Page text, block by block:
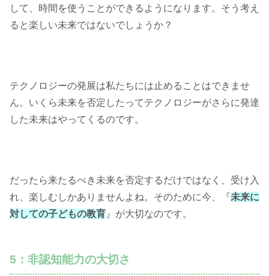
して、時間を使うことができるようになります。そう考え
ると楽しい未来ではないでしょうか？
テクノロジーの発展は私たちには止めることはできませ
ん。いくら未来を否定したってテクノロジーがさらに発達
した未来はやってくるのです。
だったら来たるべき未来を否定するだけではなく、受け入
れ、楽しむしかありませんよね。そのために今、『未来に
対しての子どもの教育 』が大切なのです。
5：非認知能力の大切さ